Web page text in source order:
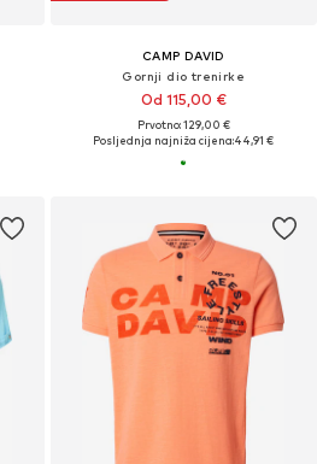
CAMP DAVID
Gornji dio trenirke
Od 115,00 €
Prvotno: 129,00 €
Posljednja najniža cijena:44,91 €